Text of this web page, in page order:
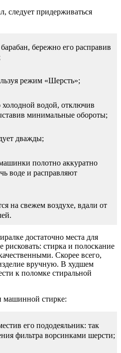
следует придерживаться
бережно его расправив
режим «Шерсть»;
холодной водой, отключив
минимальные обороты;
дважды;
полотно аккуратно
воде и расправляют
на свежем воздухе, вдали от
достаточно места для
стирка и полоскание
Скорее всего,
вручную. В худшем
к поломке стиральной
машинной стирке:
его пододеяльник: так
фильтра ворсинками шерсти;